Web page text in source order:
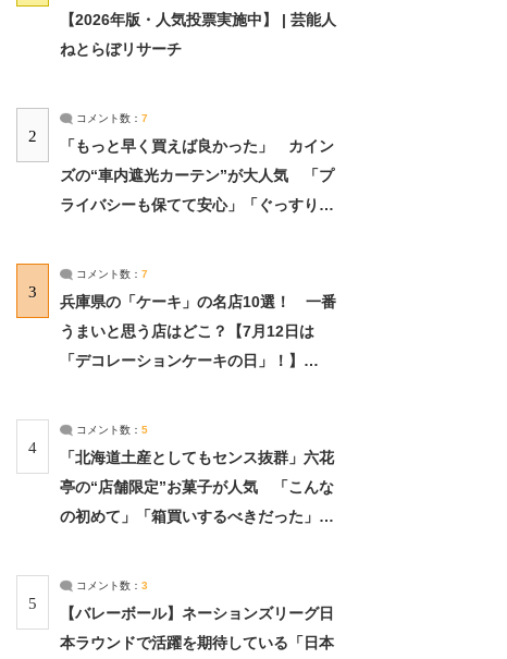
【2026年版・人気投票実施中】 | 芸能人
ねとらぼリサーチ
2
コメント数： 7
「もっと早く買えば良かった」 カイン
ズの“車内遮光カーテン”が大人気 「プ
ライバシーも保てて安心」「ぐっすり眠
3
コメント数： 7
兵庫県の「ケーキ」の名店10選！ 一番
うまいと思う店はどこ？【7月12日は
「デコレーションケーキの日」！】
4
コメント数： 5
「北海道土産としてもセンス抜群」六花
亭の“店舗限定”お菓子が人気 「こんな
の初めて」「箱買いするべきだった」
5
コメント数： 3
【バレーボール】ネーションズリーグ日
本ラウンドで活躍を期待している「日本